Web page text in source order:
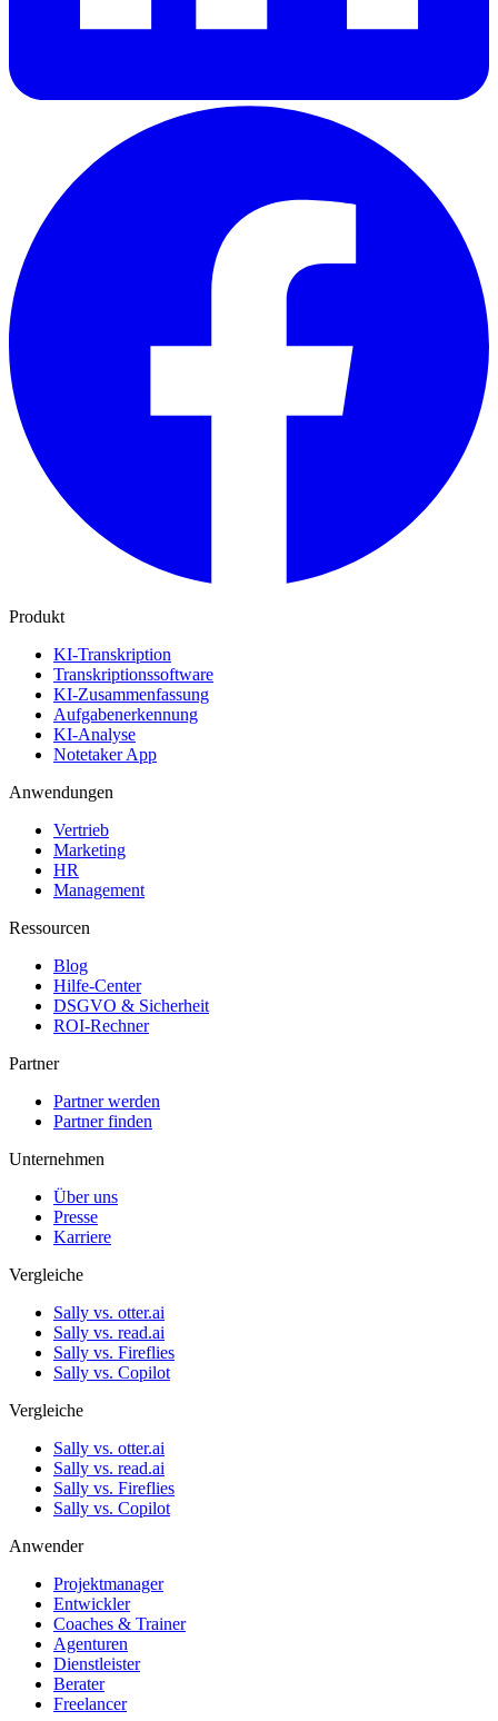
Produkt
KI-Transkription
Transkriptionssoftware
KI-Zusammenfassung
Aufgabenerkennung
KI-Analyse
Notetaker App
Anwendungen
Vertrieb
Marketing
HR
Management
Ressourcen
Blog
Hilfe-Center
DSGVO & Sicherheit
ROI-Rechner
Partner
Partner werden
Partner finden
Unternehmen
Über uns
Presse
Karriere
Vergleiche
Sally vs. otter.ai
Sally vs. read.ai
Sally vs. Fireflies
Sally vs. Copilot
Vergleiche
Sally vs. otter.ai
Sally vs. read.ai
Sally vs. Fireflies
Sally vs. Copilot
Anwender
Projektmanager
Entwickler
Coaches & Trainer
Agenturen
Dienstleister
Berater
Freelancer